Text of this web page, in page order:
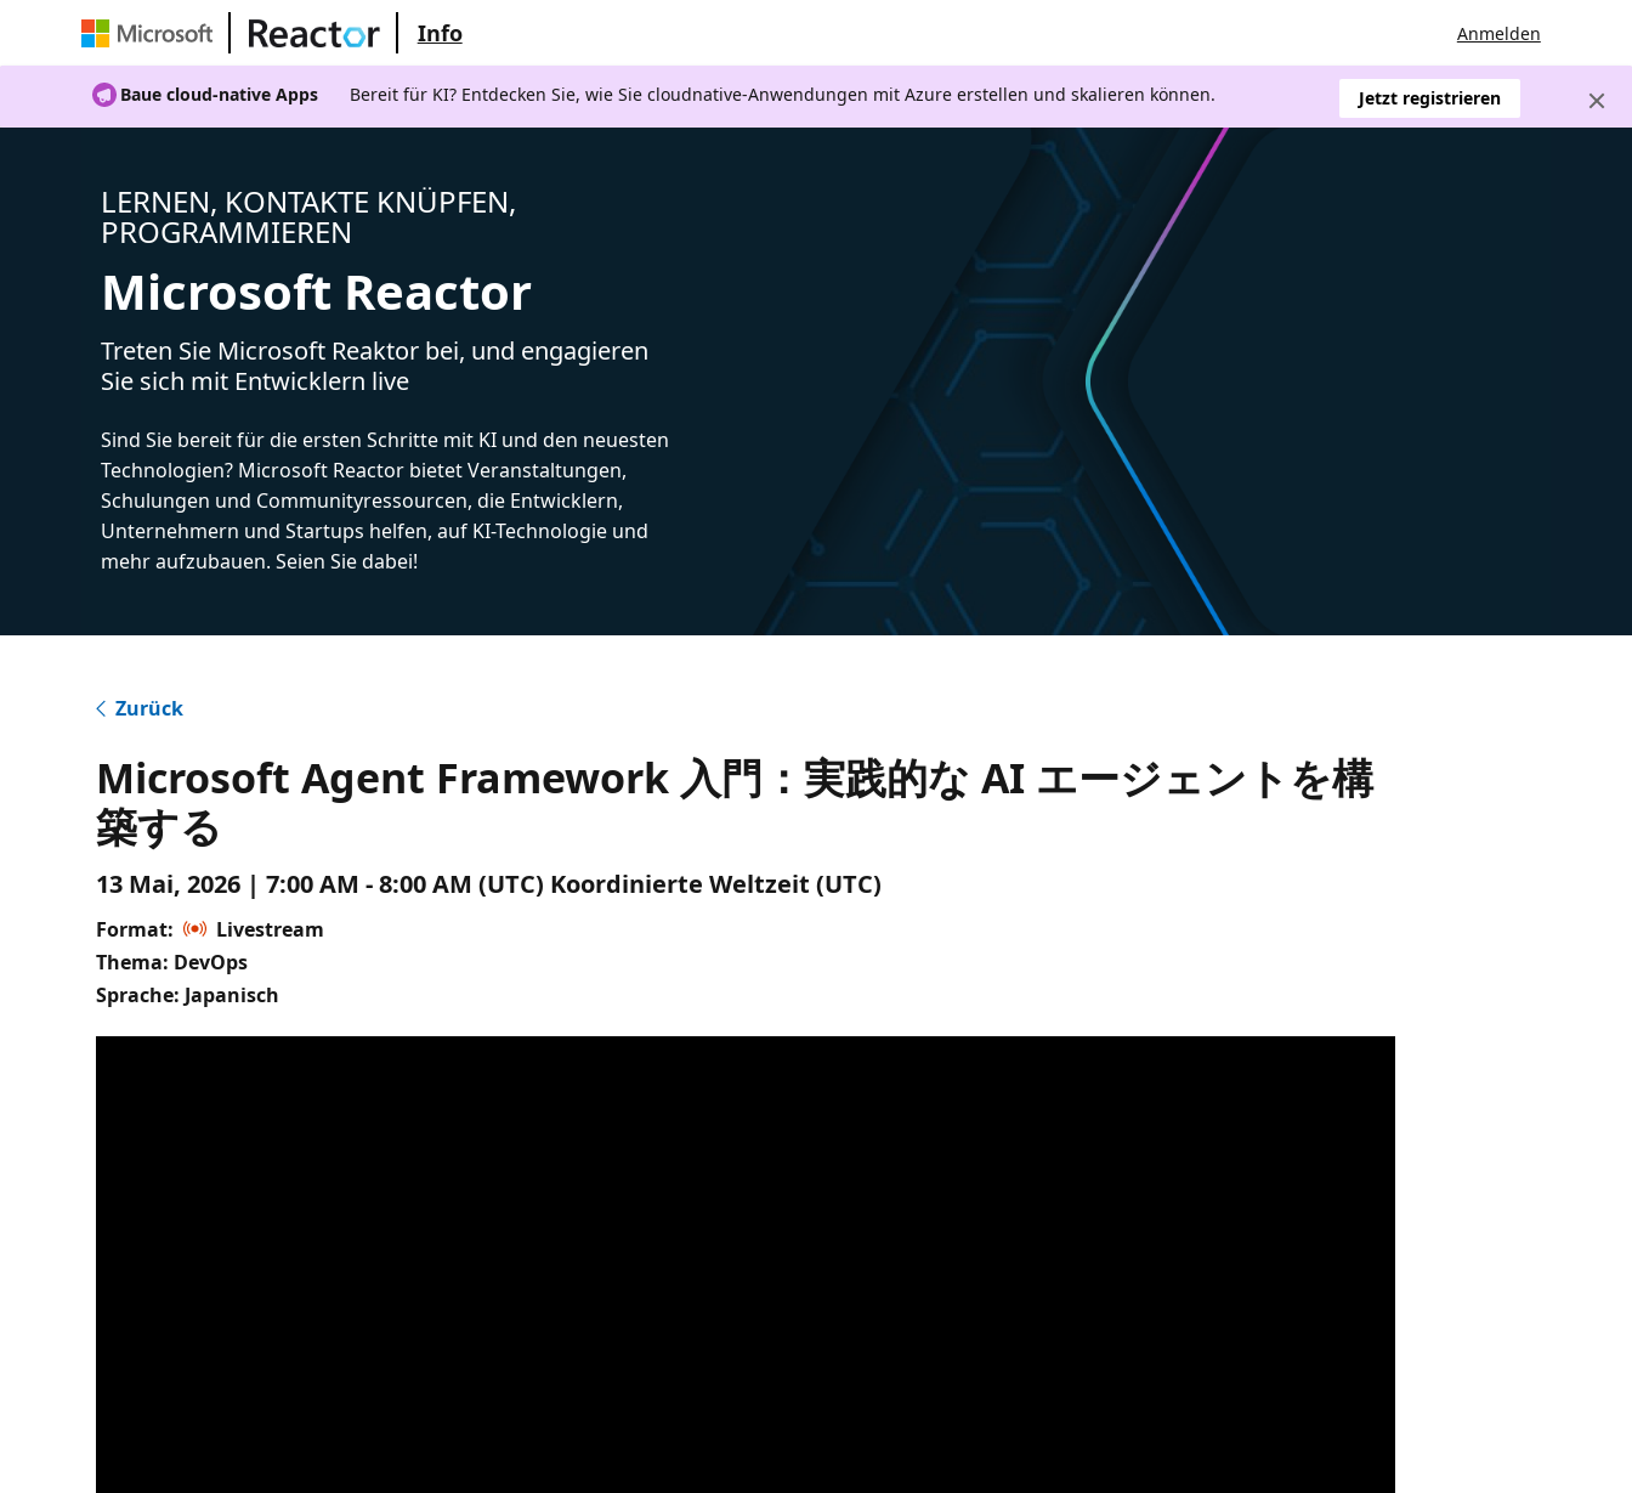
Info Anmelden
Baue cloud-native Apps Bereit für KI? Entdecken Sie, wie Sie cloudnative-Anwendungen mit Azure erstellen und skalieren können. Jetzt registrieren
LERNEN, KONTAKTE KNÜPFEN,
PROGRAMMIEREN
Microsoft Reactor
Treten Sie Microsoft Reaktor bei, und engagieren
Sie sich mit Entwicklern live
Sind Sie bereit für die ersten Schritte mit KI und den neuesten
Technologien? Microsoft Reactor bietet Veranstaltungen,
Schulungen und Communityressourcen, die Entwicklern,
Unternehmern und Startups helfen, auf KI-Technologie und
mehr aufzubauen. Seien Sie dabei!
Zurück
Microsoft Agent Framework 入門：実践的な AI エージェントを構
築する
13 Mai, 2026 | 7:00 AM - 8:00 AM (UTC) Koordinierte Weltzeit (UTC)
Format:
Livestream
Thema: DevOps
Sprache: Japanisch